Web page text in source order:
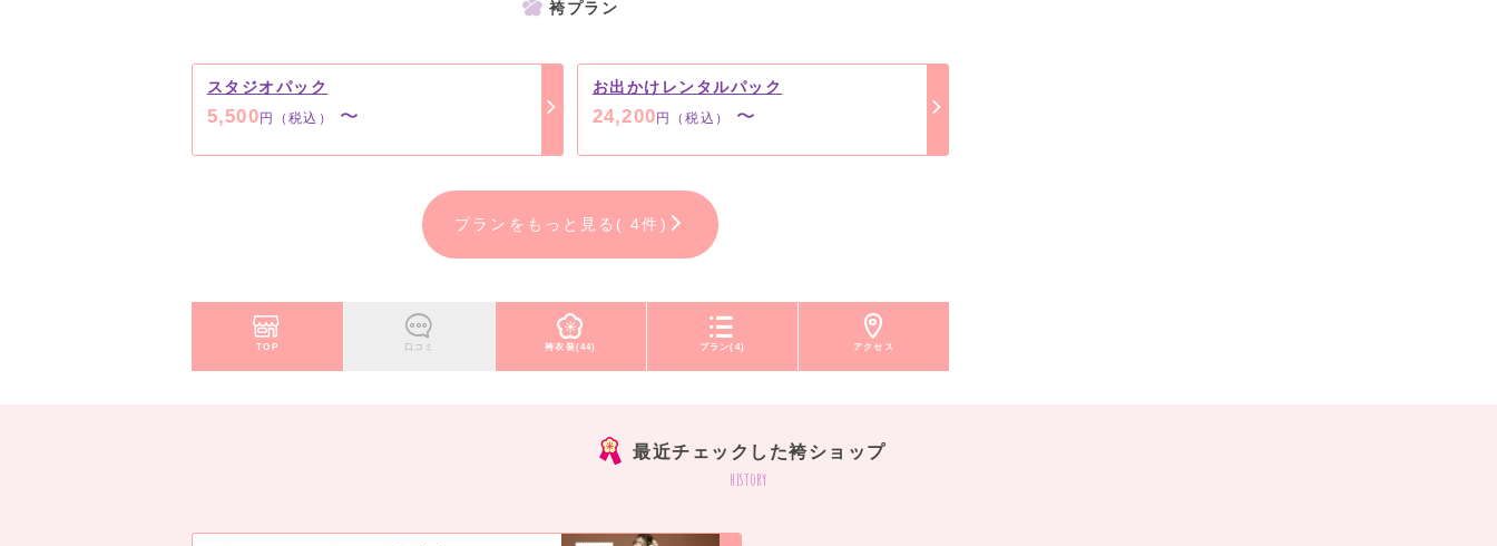
袴プラン
スタジオパック
5,500 円（税込） 〜
お出かけレンタルパック
24,200 円（税込） 〜
プランをもっと見る( 4件)
TOP 口コミ 袴衣装(44) プラン(4) アクセス
最近チェックした袴ショップ
history